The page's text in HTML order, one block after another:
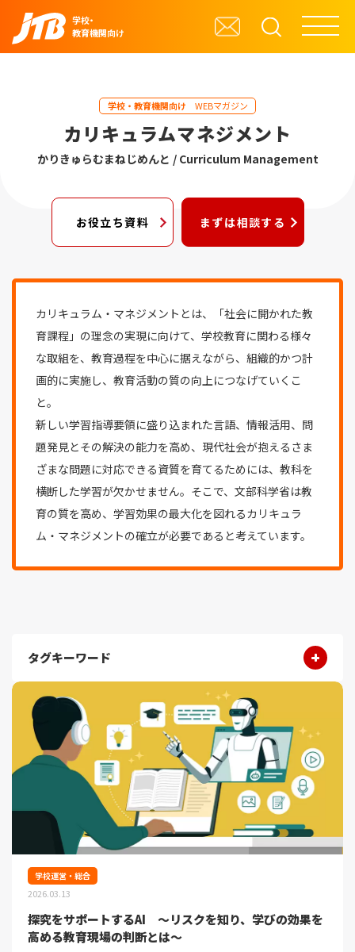
学校・
教育機関向け
学校・教育機関向け WEBマガジン
カリキュラムマネジメント
かりきゅらむまねじめんと / Curriculum Management
お役立ち資料 まずは相談する
カリキュラム・マネジメントとは、「社会に開かれた教
育課程」の理念の実現に向けて、学校教育に関わる様々
な取組を、教育過程を中心に据えながら、組織的かつ計
画的に実施し、教育活動の質の向上につなげていくこ
と。
新しい学習指導要領に盛り込まれた言語、情報活用、問
題発見とその解決の能力を高め、現代社会が抱えるさま
ざまな問題に対応できる資質を育てるためには、教科を
横断した学習が欠かせません。そこで、文部科学省は教
育の質を高め、学習効果の最大化を図れるカリキュラ
ム・マネジメントの確立が必要であると考えています。
タグキーワード
学校運営・総合
2026.03.13
探究をサポートするAI ～リスクを知り、学びの効果を
高める教育現場の判断とは～